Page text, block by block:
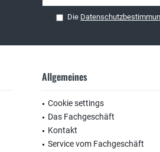
Die
Allgemeines
Cookie settings
Das Fachgeschäft
Kontakt
Service vom Fachgeschäft